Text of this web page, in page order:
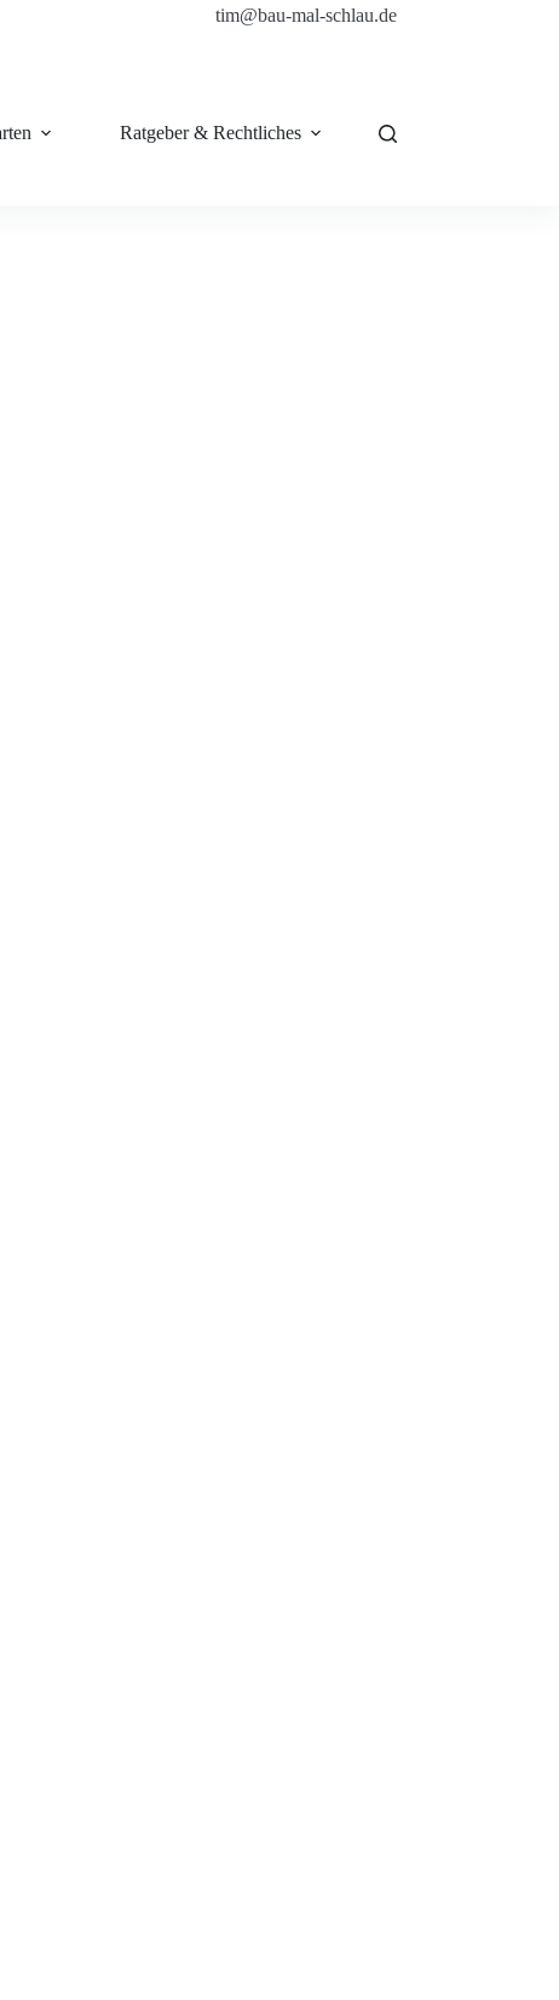
tim@bau-mal-schlau.de
Ratgeber & Rechtliches Shop